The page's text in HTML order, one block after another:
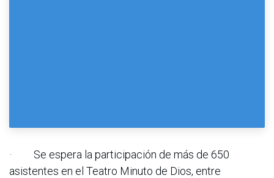
· Se espera la participación de más de 650
asistentes en el Teatro Minuto de Dios, entre